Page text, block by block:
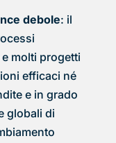
debole: il
molti progetti
efficaci né
e in grado
globali di